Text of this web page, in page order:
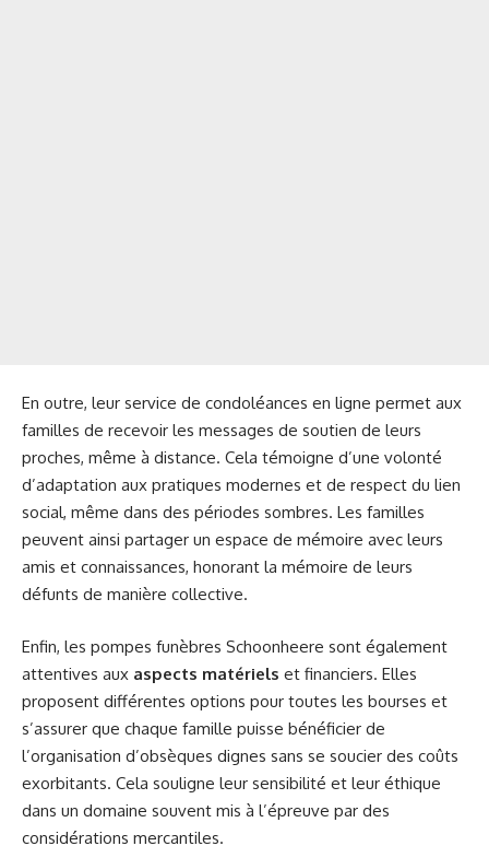
En outre, leur service de condoléances en ligne permet aux
familles de recevoir les messages de soutien de leurs
proches, même à distance. Cela témoigne d’une volonté
d’adaptation aux pratiques modernes et de respect du lien
social, même dans des périodes sombres. Les familles
peuvent ainsi partager un espace de mémoire avec leurs
amis et connaissances, honorant la mémoire de leurs
défunts de manière collective.
Enfin, les pompes funèbres Schoonheere sont également
attentives aux aspects matériels et financiers. Elles
proposent différentes options pour toutes les bourses et
s’assurer que chaque famille puisse bénéficier de
l’organisation d’obsèques dignes sans se soucier des coûts
exorbitants. Cela souligne leur sensibilité et leur éthique
dans un domaine souvent mis à l’épreuve par des
considérations mercantiles.